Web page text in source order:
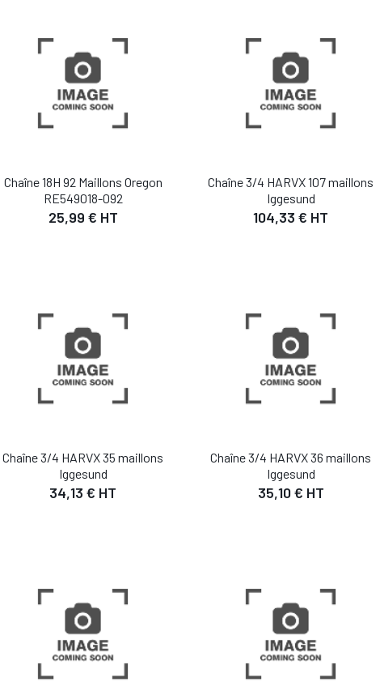
Chaîne 18H 92 Maillons Oregon
RE549018-092
25,99 € HT
Chaîne 3/4 HARVX 107 maillons
Iggesund
104,33 € HT
Chaîne 3/4 HARVX 35 maillons
Iggesund
34,13 € HT
Chaîne 3/4 HARVX 36 maillons
Iggesund
35,10 € HT